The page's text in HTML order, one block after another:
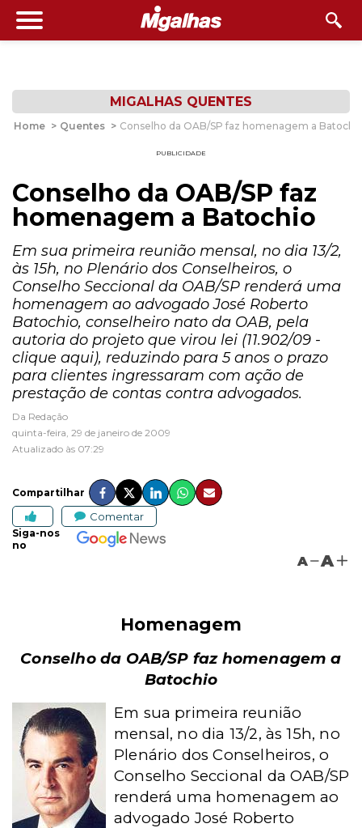
MIGALHAS QUENTES
Home > Quentes > Conselho da OAB/SP faz homenagem a
PUBLICIDADE
Conselho da OAB/SP faz
homenagem a Batochio
Em sua primeira reunião mensal, no dia 13/2,
às 15h, no Plenário dos Conselheiros, o
Conselho Seccional da OAB/SP renderá uma
homenagem ao advogado José Roberto
Batochio, conselheiro nato da OAB, pela
autoria do projeto que virou lei (11.902/09 -
clique aqui), reduzindo para 5 anos o prazo
para clientes ingressaram com ação de
prestação de contas contra advogados.
Da Redação
quinta-feira, 29 de janeiro de 2009
Atualizado às 07:29
Compartilhar
Comentar
Siga-nos
no
A A
Homenagem
Conselho da OAB/SP faz homenagem a
Batochio
Em sua primeira reunião
mensal, no dia 13/2, às 15h, no
Plenário dos Conselheiros, o
Conselho Seccional da OAB/SP
renderá uma homenagem ao
advogado José Roberto